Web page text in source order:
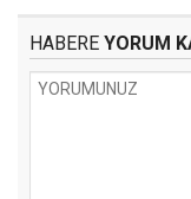
HABERE YORUM